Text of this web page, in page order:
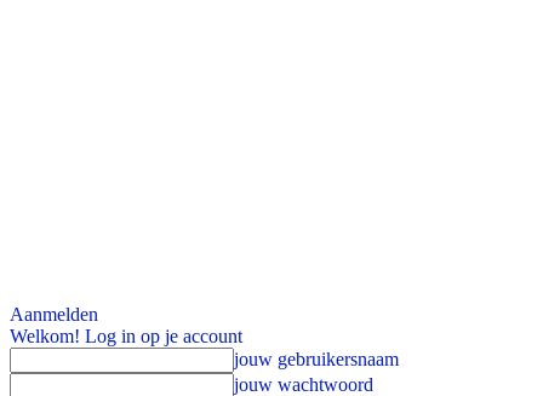
Aanmelden
Welkom! Log in op je account
jouw gebruikersnaam
jouw wachtwoord